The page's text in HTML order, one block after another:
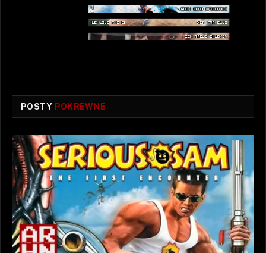
POSTY POKREWNE